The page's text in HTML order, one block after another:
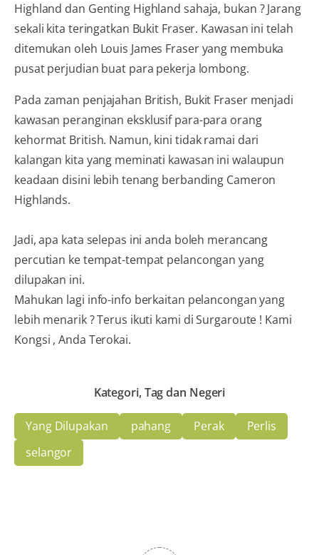
Highland dan Genting Highland sahaja, bukan ? Jarang
sekali kita teringatkan Bukit Fraser. Kawasan ini telah
ditemukan oleh Louis James Fraser yang membuka
pusat perjudian buat para pekerja lombong.
Pada zaman penjajahan British, Bukit Fraser menjadi
kawasan peranginan eksklusif para-para orang
kehormat British. Namun, kini tidak ramai dari
kalangan kita yang meminati kawasan ini walaupun
keadaan disini lebih tenang berbanding Cameron
Highlands.
Jadi, apa kata selepas ini anda boleh merancang
percutian ke tempat-tempat pelancongan yang
dilupakan ini.
Mahukan lagi info-info berkaitan pelancongan yang
lebih menarik ? Terus ikuti kami di Surgaroute ! Kami
Kongsi , Anda Terokai.
Kategori, Tag dan Negeri
Yang Dilupakan pahang Perak
Perlis
selangor